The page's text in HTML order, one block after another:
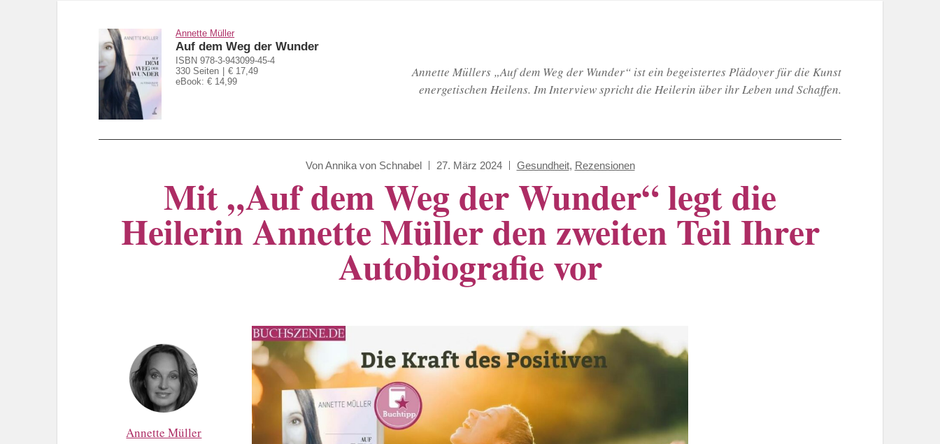
Annette Müller
Auf dem Weg der Wunder
ISBN 978-3-943099-45-4
330 Seiten
€ 17,49
eBook: € 14,99
Annette Müllers „Auf dem Weg der Wunder“ ist ein begeistertes Plädoyer für die Kunst
energetischen Heilens. Im Interview spricht die Heilerin über ihr Leben und Schaffen.
VonAnnika von Schnabel 27. März 2024 Gesundheit, Rezensionen
Mit „Auf dem Weg der Wunder“ legt die
Heilerin Annette Müller den zweiten Teil Ihrer
Autobiografie vor
Annette Müller